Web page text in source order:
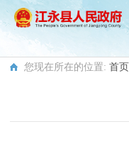
您现在所在的位置: 首页